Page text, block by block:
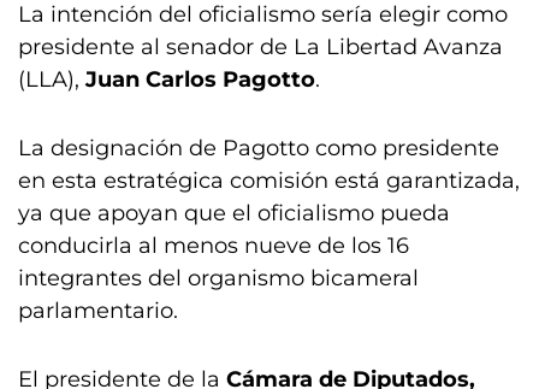
La intención del oficialismo sería elegir como
presidente al senador de La Libertad Avanza
(LLA), Juan Carlos Pagotto.
La designación de Pagotto como presidente
en esta estratégica comisión está garantizada,
ya que apoyan que el oficialismo pueda
conducirla al menos nueve de los 16
integrantes del organismo bicameral
parlamentario.
El presidente de la Cámara de Diputados,